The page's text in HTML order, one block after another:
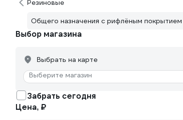
Резиновые
Общего назначения с рифлёным покрытием
Выбор магазина
Выбрать на карте
Выберите магазин
Забрать сегодня
Цена, ₽